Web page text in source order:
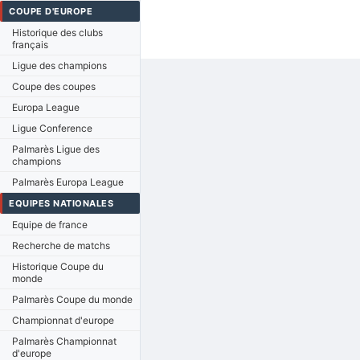
COUPE D'EUROPE
Historique des clubs
français
Ligue des champions
Coupe des coupes
Europa League
Ligue Conference
Palmarès Ligue des
champions
Palmarès Europa League
EQUIPES NATIONALES
Equipe de france
Recherche de matchs
Historique Coupe du
monde
Palmarès Coupe du monde
Championnat d'europe
Palmarès Championnat
d'europe